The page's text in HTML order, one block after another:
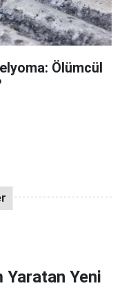
Ölümcül
Yaratan Yeni